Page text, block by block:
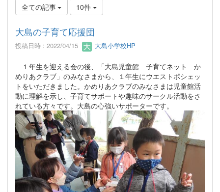
全ての記事 10件
大島の子育て応援団
投稿日時 : 2022/04/15 大島小学校HP
１年生を迎える会の後、「大島児童館 子育てネット か
めりあクラブ」のみなさまから、１年生にウエストポシェッ
トをいただきました。かめりあクラブのみなさまは児童館活
動に理解を示し、子育てサポートや趣味のサークル活動をさ
れている方々です。大島の心強いサポーターです。